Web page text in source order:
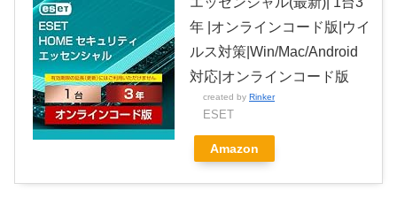
年 |オンラインコード版|ウイ
ルス対策|Win/Mac/Android
対応|オンラインコード版
created by Rinker
ESET
Amazon